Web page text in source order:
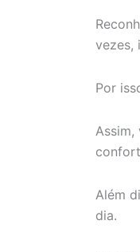
vezes,
Por
Assim,
Além
dia.